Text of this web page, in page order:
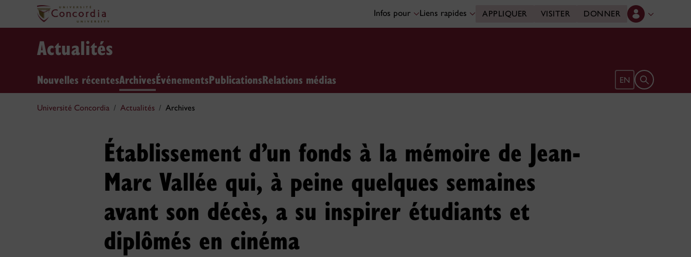
Infos pour Liens rapides APPLIQUER VISITER DONNER
Actualités
Nouvelles récentesArchivesÉvénementsPublicationsRelations médias EN Ouvrir le
Université Concordia Actualités Archives
Établissement d’un fonds à la mémoire de Jean-
Marc Vallée qui, à peine quelques semaines
avant son décès, a su inspirer étudiants et
diplômés en cinéma